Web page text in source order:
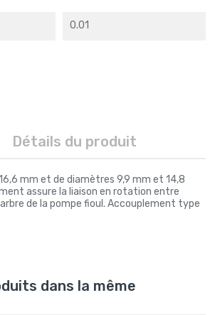
0.01
Détails du produit
mm et de diamètres 9,9 mm et 14,8
assure la liaison en rotation entre
de la pompe fioul. Accouplement type
dans la même